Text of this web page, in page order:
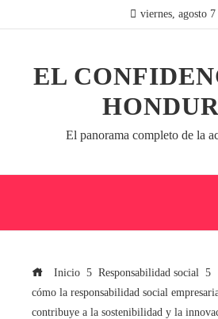
viernes, agosto 7
EL
El panorama completo de la
Inicio
Responsabilidad social
cómo la responsabilidad social
contribuye a la sostenibilidad y la